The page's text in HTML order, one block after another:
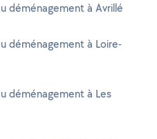
déménagement à Avrillé
déménagement à Loire-
déménagement à Les